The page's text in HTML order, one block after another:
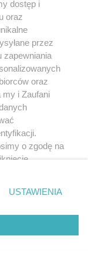
W
3
twojego
dostęp i
oraz
przez
zapewniania
oraz
my i Zaufani
o zgodę na
prywatności
zgody
takiemu
tylko
USTAWIENIA